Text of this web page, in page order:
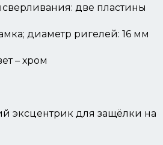
две пластины
диаметр ригелей: 16 мм
– хром
эксцентрик для защёлки на